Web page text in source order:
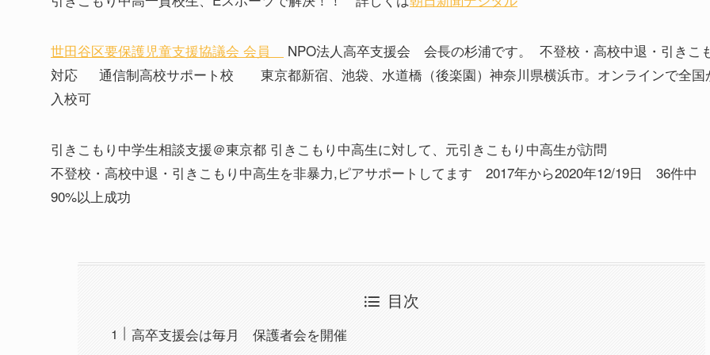
世田谷区要保護児童支援協議会 会員
NPO法人高卒支援会 会長の杉浦です。 不登校・高校中退・引きこ
対応 通信制高校サポート校 東京都新宿、池袋、水道橋（後楽園）神奈川県横浜市。オンラインで全国
入校可
引きこもり中学生相談支援＠東京都 引きこもり中高生に対して、元引きこもり中高生が訪問
不登校・高校中退・引きこもり中高生を非暴力,ピアサポートしてます 2017年から2020年12/19日 36件中
90%以上成功
目次
高卒支援会は毎月 保護者会を開催